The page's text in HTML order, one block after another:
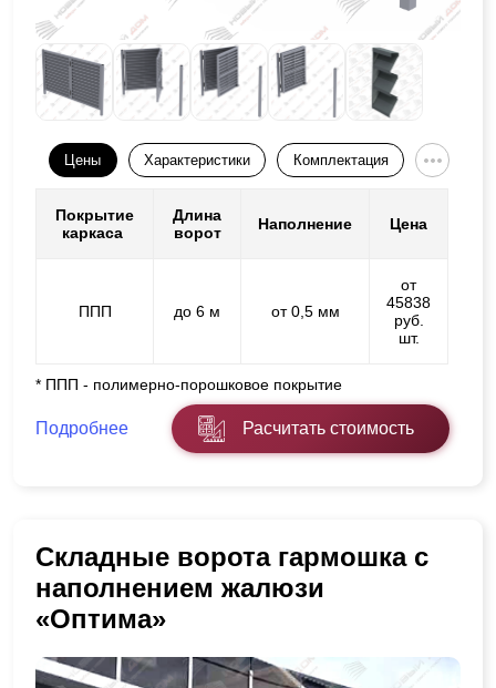
Цены Характеристики Комплектация
Покрытие
каркаса
Длина
ворот
Наполнение Цена
ППП до 6 м от 0,5 мм
от
45838
руб.
шт.
* ППП - полимерно-порошковое покрытие
Подробнее Расчитать стоимость
Складные ворота гармошка с
наполнением жалюзи
«Оптима»